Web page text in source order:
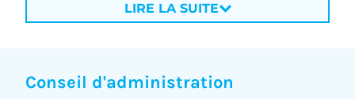
LIRE LA SUITE
Conseil d'administration